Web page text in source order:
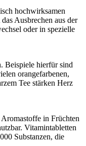
hochwirksamen
Ausbrechen aus der
oder in spezielle
Beispiele hierfür sind
orangefarbenen,
Tee stärken Herz
in Früchten
Vitamintabletten
Substanzen, die